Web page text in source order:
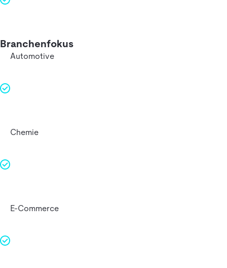
Branchenfokus
Automotive
Chemie
E-Commerce